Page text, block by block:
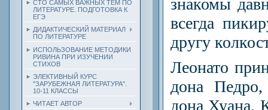
СТО САМЫХ ВАЖНЫХ ТЕМ ПО
ЛИТЕРАТУРЕ. ПОДГОТОВКА К
ЕГЭ
ДИДАКТИЧЕСКИЙ МАТЕРИАЛ
ПО ЛИТЕРАТУРЕ
ИСПОЛЬЗОВАНИЕ МЕТОДИКИ
РИВИНА ПРИ ИЗУЧЕНИИ
СТИХОВ
ЭЛЕКТИВНЫЙ КУРС
"ЗАРУБЕЖНАЯ ЛИТЕРАТУРА".
10-11 КЛАССЫ
ЧИТАЕТ АВТОР
всегда
другу
Леонато
дона Педро,
дона Хуана,